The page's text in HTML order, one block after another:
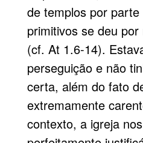
de templos por
primitivos se deu
(cf. At 1.6-14).
perseguição e não
certa, além do fato
extremamente
contexto, a igreja